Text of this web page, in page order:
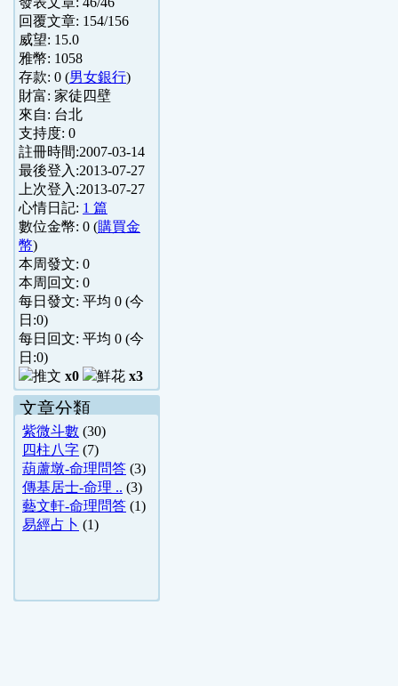
回覆文章: 154/156
威望: 15.0
雅幣: 1058
存款: 0 (男女銀行)
財富: 家徒四壁
來自: 台北
支持度: 0
註冊時間:2007-03-14
最後登入:2013-07-27
上次登入:2013-07-27
心情日記: 1 篇
數位金幣: 0 (購買金
幣)
本周發文: 0
本周回文: 0
每日發文: 平均 0 (今
日:0)
每日回文: 平均 0 (今
日:0)
x0
x3
文章分類
紫微斗數 (30)
四柱八字 (7)
葫蘆墩-命理問答 (3)
傳基居士-命理 .. (3)
藝文軒-命理問答 (1)
易經占卜 (1)